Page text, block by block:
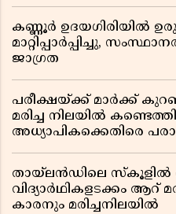
കണ്ണൂർ ഉദയഗിരിയിൽ
മാറ്റിപ്പാർപ്പിച്ചു,
ജാഗ്രത
പരീക്ഷയ്ക്ക് മാർക്ക്
മരിച്ച നിലയിൽ
അധ്യാപികക്കെതിരെ
തായ്‌ലൻഡിലെ സ്‌കൂളിൽ
വിദ്യാർഥികളടക്കം ആറ്
കാരനും മരിച്ചനിലയിൽ